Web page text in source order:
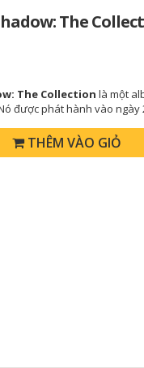
The
The Collection là một
được phát hành vào ngày
THÊM VÀO GIỎ